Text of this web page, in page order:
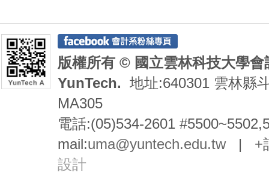
版權所有 © 國立雲林科技大學
YunTech. 地址:640301 雲林縣
MA305
電話:(05)534-2601
mail:uma@yuntech.edu.tw| +
設計